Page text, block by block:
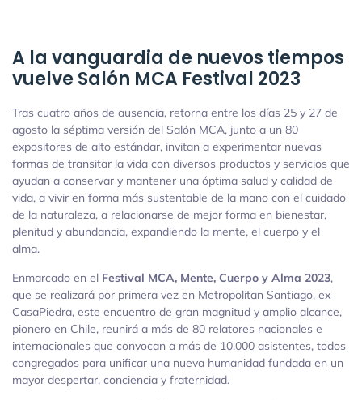
A la vanguardia de nuevos tiempos
vuelve Salón MCA Festival 2023
Tras cuatro años de ausencia, retorna entre los días 25 y 27 de
agosto la séptima versión del Salón MCA, junto a un 80
expositores de alto estándar, invitan a experimentar nuevas
formas de transitar la vida con diversos productos y servicios que
ayudan a conservar y mantener una óptima salud y calidad de
vida, a vivir en forma más sustentable de la mano con el cuidado
de la naturaleza, a relacionarse de mejor forma en bienestar,
plenitud y abundancia, expandiendo la mente, el cuerpo y el
alma.
Enmarcado en el Festival MCA, Mente, Cuerpo y Alma 2023,
que se realizará por primera vez en Metropolitan Santiago, ex
CasaPiedra, este encuentro de gran magnitud y amplio alcance,
pionero en Chile, reunirá a más de 80 relatores nacionales e
internacionales que convocan a más de 10.000 asistentes, todos
congregados para unificar una nueva humanidad fundada en un
mayor despertar, conciencia y fraternidad.